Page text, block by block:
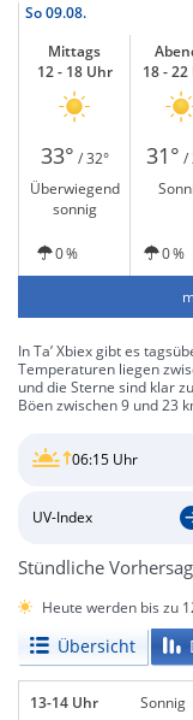
So09.08.
Mittags
12 - 18 Uhr
18 -
33° / 32° 31° /
Überwiegend
sonnig
0 % 0 %
In Ta’ Xbiex gibt es
Temperaturen liegen
und die Sterne sind klar
Böen zwischen 9 und 23
06:15 Uhr
UV-Index
Stündliche
Heute werden bis zu
Übersicht
13-14 Uhr Sonnig